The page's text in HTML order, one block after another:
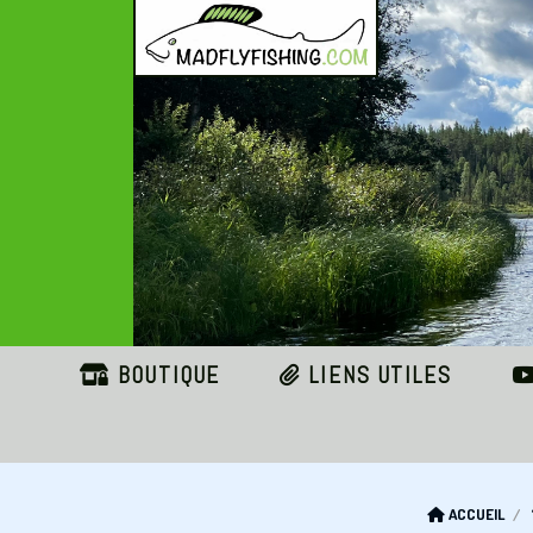
BOUTIQUE LIENS UTILES
ACCUEIL
Panneau de gestion des cookies